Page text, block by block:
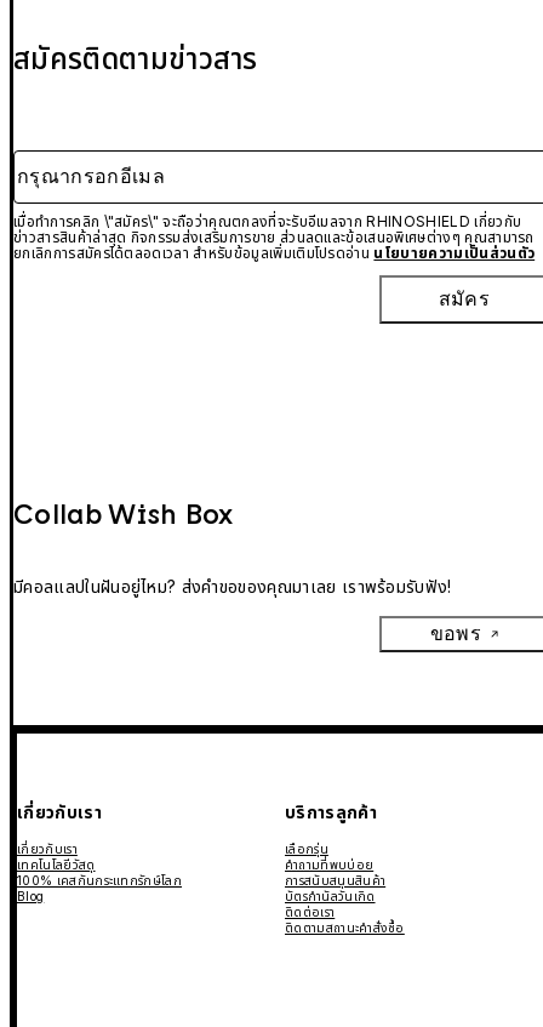
สมัครติดตามข่าวสาร
กรุณากรอกอีเมล
เมื่อทำการคลิก \"สมัคร\" จะถือว่าคุณตกลงที่จะรับอีเมลจาก RHINOSHIELD เกี่ยวกับ
ข่าวสารสินค้าล่าสุด กิจกรรมส่งเสริมการขาย ส่วนลดและข้อเสนอพิเศษต่างๆ คุณสามารถ
ยกเลิกการสมัครได้ตลอดเวลา สำหรับข้อมูลเพิ่มเติมโปรดอ่าน นโยบายความเป็นส่วนตัว
สมัคร
Collab Wish Box
มีคอลแลปในฝันอยู่ไหม? ส่งคำขอของคุณมาเลย เราพร้อมรับฟัง!
ขอพร
เกี่ยวกับเรา
เกี่ยวกับเรา
เทคโนโลยีวัสดุ
100% เคสกันกระแทกรักษ์โลก
Blog
บริการลูกค้า
เลือกรุ่น
คำถามที่พบบ่อย
การสนับสนุนสินค้า
บัตรกำนัลวันเกิด
ติดต่อเรา
ติดตามสถานะคำสั่งซื้อ